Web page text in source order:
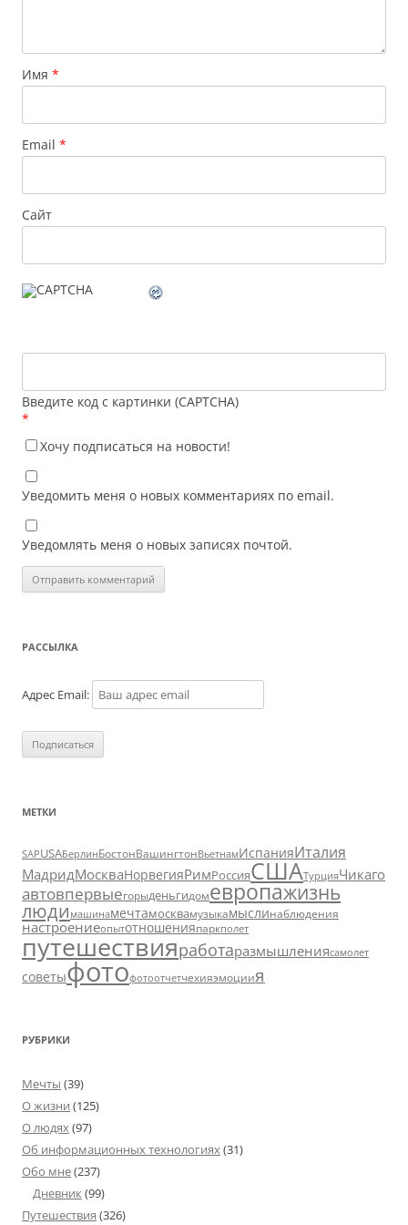
Имя *
Email *
Сайт
Введите код с картинки (CAPTCHA)
*
Хочу подписаться на новости!
Уведомить меня о новых комментариях по email.
Уведомлять меня о новых записях почтой.
РАССЫЛКА
Адрес Email:
МЕТКИ
SAPUSAБерлинБостонВашингтонВьетнамИспанияИталия
МадридМоскваНорвегияРимРоссияСШАТурцияЧикаго
автовпервыегорыденьгидомевропажизнь
люди машинамечтамосквамузыкамыслинаблюдения
настроениеопытотношенияпаркполет
путешествияработаразмышлениясамолет
советыфотофотоотчетчехияэмоциия
РУБРИКИ
Мечты (39)
О жизни (125)
О людях(97)
Об информационных технологиях(31)
Обо мне(237)
Дневник(99)
Путешествия (326)